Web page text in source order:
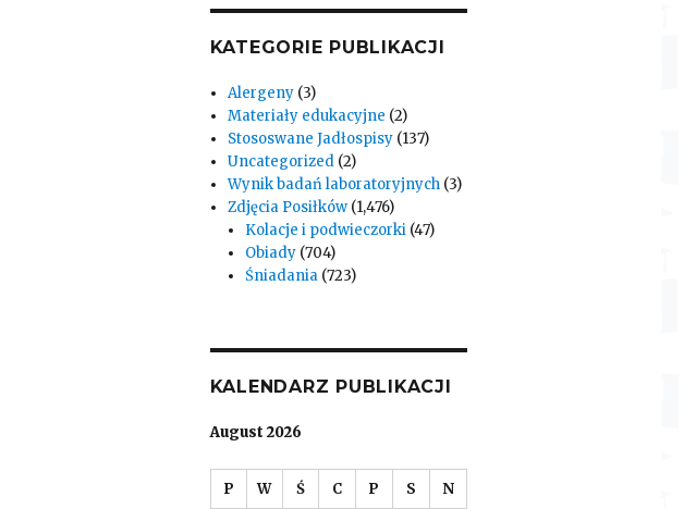
KATEGORIE PUBLIKACJI
Alergeny(3)
Materiały edukacyjne (2)
Stososwane Jadłospisy(137)
Uncategorized(2)
Wynik badań laboratoryjnych(3)
Zdjęcia Posiłków(1,476)
Kolacje i podwieczorki (47)
Obiady (704)
Śniadania (723)
KALENDARZ PUBLIKACJI
August 2026
P W Ś C P S N